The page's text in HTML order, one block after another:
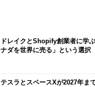
ドレイクとShopify創業者に学
ナダを世界に売る」という選択
テスラとスペースXが2027年ま